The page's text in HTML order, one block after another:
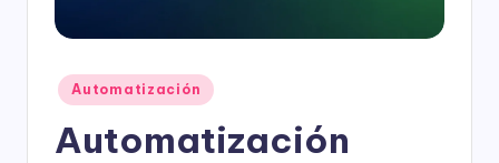
Publicado
en
Automatización
Automatización